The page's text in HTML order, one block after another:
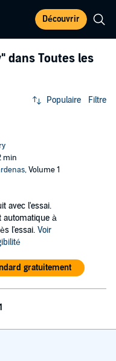
Découvrir
dans Toutes les
Populaire Filtre
min
, Volume 1
avec l'essai.
automatique à
l'essai. Voir
gratuitement